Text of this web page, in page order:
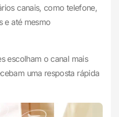
canais, como telefone,
e até mesmo
escolham o canal mais
uma resposta rápida